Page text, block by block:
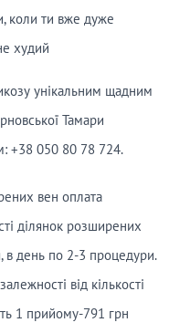
коли ти вже дуже
худий
унікальним щадним
Тамари
+38 050 80 78 724.
вен оплата
ділянок розширених
в день по 2-3 процедури.
від кількості
1 прийому-791 грн